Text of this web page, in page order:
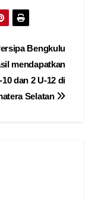
Bengkulu
mendapatkan
dan 2 U-12 di
Selatan